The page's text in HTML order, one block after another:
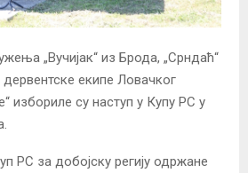
„Вучијак“ из Брода, „Срндаћ“
дервентске екипе Ловачког
избориле су наступ у Купу РС у
РС за добојску регију одржане